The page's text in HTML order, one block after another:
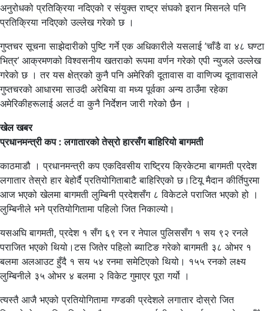
अनुरोधको प्रतिक्रिया नदिएको र संयुक्त राष्ट्र संघको इरान मिसनले पनि
प्रतिक्रिया नदिएको उल्लेख गरेको छ ।
गुप्तचर सूचना साझेदारीको पुष्टि गर्ने एक अधिकारीले यसलाई ’चाँडै वा ४८ घण्टा
भित्र’ आक्रमणको विश्वसनीय खतराको रूपमा वर्णन गरेको एपी न्युजले उल्लेख
गरेको छ । तर यस क्षेत्रको कुनै पनि अमेरिकी दूतावास वा वाणिज्य दूतावासले
गुप्तचरको आधारमा साउदी अरेबिया वा मध्य पूर्वका अन्य ठाउँमा रहेका
अमेरिकीहरूलाई अलर्ट वा कुनै निर्देशन जारी गरेको छैन ।
खेल खबर
प्रधानमन्त्री कप : लगातारको तेस्रो हारसँग बाहिरियो बागमती
काठमाडौ । प्रधानमन्त्री कप एकदिवसीय राष्ट्रिय क्रिकेटमा बागमती प्रदेश
लगातार तेस्रो हार बेहोर्दै प्रतियोगिताबाटै बाहिरिएको छ।टियू मैदान कीर्तिपुरमा
आज भएको खेलमा बागमती लुम्बिनी प्रदेशसँग ८ विकेटले पराजित भएको हो ।
लुम्बिनीले भने प्रतियोगितामा पहिलो जित निकाल्यो।
यसअघि बागमती, प्रदेश १ सँग ६९ रन र नेपाल पुलिससँग १ सय ९२ रनले
पराजित भएको थियो।टस जितेर पहिलो ब्याटिङ गरेको बागमती ३८ ओभर १
बलमा अलआउट हुँदै १ सय ५४ रनमा समेटिएको थियो। १५५ रनको लक्ष्य
लुम्बिनीले ३५ ओभर ४ बलमा २ विकेट गुमाएर पूरा गर्यो ।
त्यस्तै आजै भएको प्रतियोगितामा गण्डकी प्रदेशले लगातार दोस्रो जित